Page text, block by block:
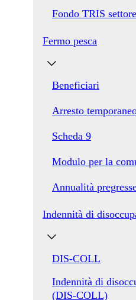
Fondo TRIS
Fermo pesca
Beneficiari
Arresto
Scheda 9
Modulo per la
Annualità
Indennità di
DIS-COLL
Indennità di
(DIS-COLL)